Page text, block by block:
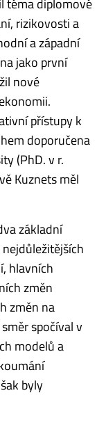
rizikovosti a
a západní
jako první
nové
přístupy k
doporučena
(PhD. v r.
Kuznets měl
základní
hlavních
změn
změn na
spočíval v
modelů a
byly